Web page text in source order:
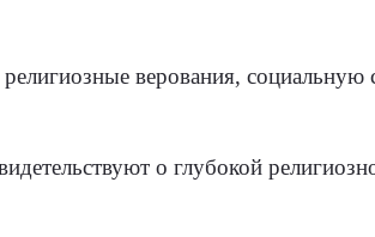
верования, социальную
о глубокой